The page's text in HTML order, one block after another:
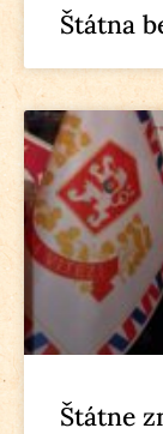
Štátna
Štátne